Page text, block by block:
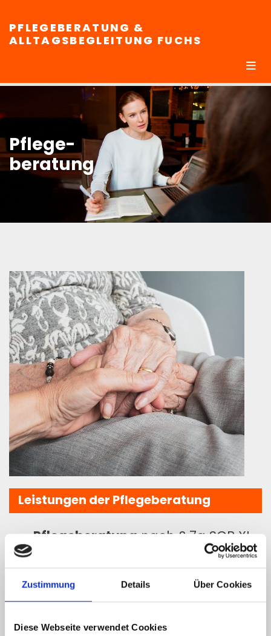
Zustimmung Details Über Cookies
Diese Webseite verwendet Cookies
PFLEGEBERATUNG &
ALLTAGSBEGLEITUNG FUCHS
Pflege-
beratung
Leistungen der Pflegeberatung
Pflegeberatungnach § 7a SGB XI
Beratungseinsatz nach 37.3 SGB XI
Antragstellungen
MDK- Begutachtung